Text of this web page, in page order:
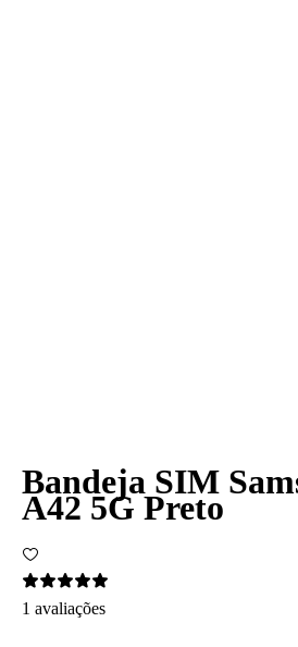
Bandeja SIM
A42 5G Preto
1 avaliações